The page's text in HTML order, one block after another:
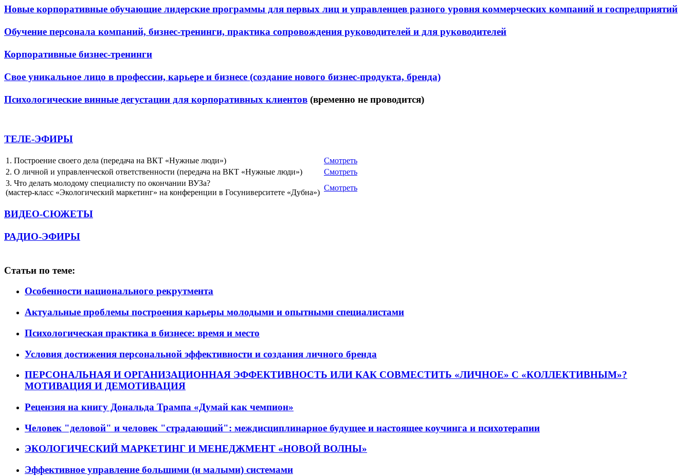
Новые корпоративные обучающие лидерские программы для первых лиц и управленцев разного уровня коммерческих компаний и госпредприятий
Обучение персонала компаний, бизнес-тренинги, практика сопровождения руководителей и для руководителей
Корпоративные бизнес-тренинги
Свое уникальное лицо в профессии, карьере и бизнесе (создание нового бизнес-продукта, бренда)
Психологические винные дегустации для корпоративных клиентов (временно не проводится)
ТЕЛЕ-ЭФИРЫ
1. Построение своего дела (передача на ВКТ «Нужные люди»)
Смотреть
2. О личной и управленческой ответственности (передача на ВКТ «Нужные люди»)
Смотреть
3. Что делать молодому специалисту по окончании ВУЗа?
(мастер-класс «Экологический маркетинг» на конференции в Госуниверситете «Дубна»)
Смотреть
ВИДЕО-СЮЖЕТЫ
РАДИО-ЭФИРЫ
Статьи по теме:
Особенности национального рекрутмента
Актуальные проблемы построения карьеры молодыми и опытными специалистами
Психологическая практика в бизнесе: время и место
Условия достижения персональной эффективности и создания личного бренда
ПЕРСОНАЛЬНАЯ И ОРГАНИЗАЦИОННАЯ ЭФФЕКТИВНОСТЬ ИЛИ КАК СОВМЕСТИТЬ «ЛИЧНОЕ» С «КОЛЛЕКТИВНЫМ»?
МОТИВАЦИЯ И ДЕМОТИВАЦИЯ
Рецензия на книгу Дональда Трампа «Думай как чемпион»
Человек "деловой" и человек "страдающий": междисциплинарное будущее и настоящее коучинга и психотерапии
ЭКОЛОГИЧЕСКИЙ МАРКЕТИНГ И МЕНЕДЖМЕНТ «НОВОЙ ВОЛНЫ»
Эффективное управление большими (и малыми) системами